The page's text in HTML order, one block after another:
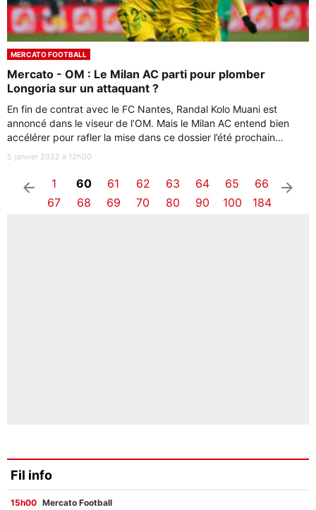
MERCATO FOOTBALL
Mercato - OM : Le Milan AC parti pour plomber
Longoria sur un attaquant ?
En fin de contrat avec le FC Nantes, Randal Kolo Muani est
annoncé dans le viseur de l’OM. Mais le Milan AC entend bien
accélérer pour rafler la mise dans ce dossier l’été prochain…
5 janvier 2022 à 12h00
arrow_left 1 60 61 62 63 64 65
66
67
68 69 70 80 90 100 184
arrow_right
Fil info
15h00 Mercato Football